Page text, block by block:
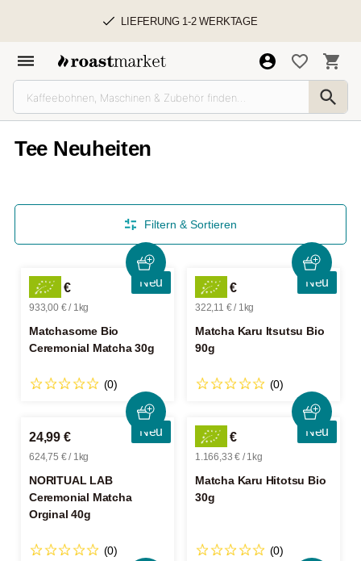
LIEFERUNG 1-2 WERKTAGE
Tee Neuheiten
Filtern & Sortieren
Neu
27,99 €
933,00 € / 1kg
Matchasome Bio
Ceremonial Matcha 30g
(0)
Neu
28,99 €
322,11 € / 1kg
Matcha Karu Itsutsu Bio
90g
(0)
Neu
24,99 €
624,75 € / 1kg
NORITUAL LAB
Ceremonial Matcha
Orginal 40g
(0)
Neu
34,99 €
1.166,33 € / 1kg
Matcha Karu Hitotsu Bio
30g
(0)